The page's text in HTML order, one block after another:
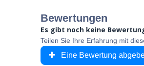
Bewertungen
Es gibt noch keine
Teilen Sie Ihre Erfahrung mit
Eine Bewertung